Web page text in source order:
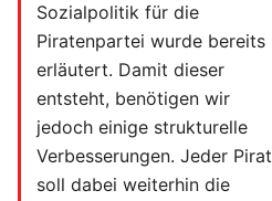
Sozialpolitik für die
Piratenpartei wurde bereits
erläutert. Damit dieser
entsteht, benötigen wir
jedoch einige strukturelle
Verbesserungen. Jeder Pirat
soll dabei weiterhin die